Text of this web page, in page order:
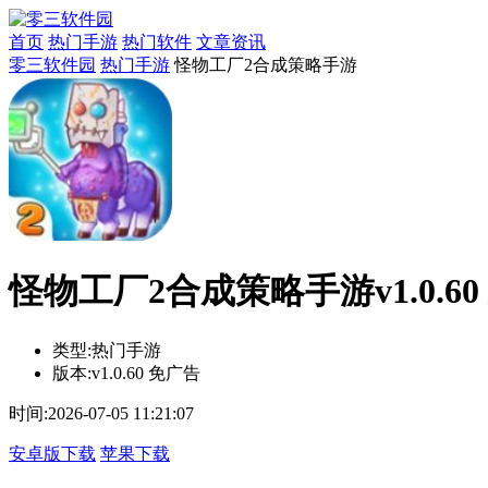
首页 热门手游 热门软件 文章资讯
零三软件园 热门手游怪物工厂2合成策略手游
怪物工厂2合成策略手游
类型:热门手游
版本:v1.0.60 免广告
时间:2026-07-05 11:21:07
安卓版下载 苹果下载